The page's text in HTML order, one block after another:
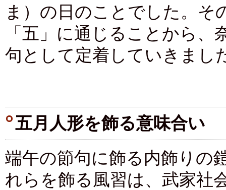
ま）の日のことでした。そ
「五」に通じることから
句として定着していきまし
五月人形を飾る意味合い
端午の節句に飾る内飾りの
れらを飾る風習は、武家社